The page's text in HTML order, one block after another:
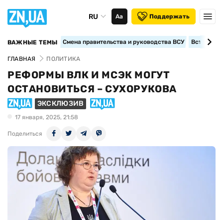
RU Аа Поддержать
ВАЖНЫЕ ТЕМЫ Смена правительства и руководства ВСУ
ГЛАВНАЯ ПОЛИТИКА
РЕФОРМЫ ВЛК И МСЭК МОГУТ
ОСТАНОВИТЬСЯ – СУХОРУКОВА
ЭКСКЛЮЗИВ
17 января, 2025, 21:58
Поделиться